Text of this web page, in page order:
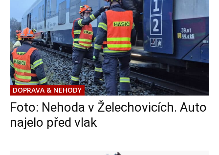
DOPRAVA & NEHODY
Foto: Nehoda v Želechovicích. Auto
najelo před vlak